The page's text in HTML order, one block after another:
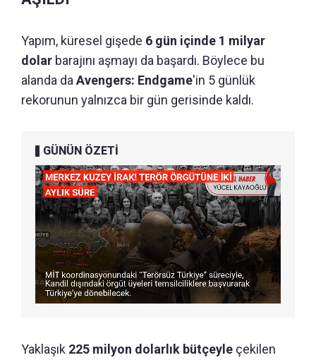
Yapım, küresel gişede 6 gün içinde 1 milyar
dolar barajını aşmayı da başardı. Böylece bu
alanda da Avengers: Endgame'in 5 günlük
rekorunun yalnızca bir gün gerisinde kaldı.
GÜNÜN ÖZETİ
Yaklaşık 225 milyon dolarlık bütçeyle çekilen